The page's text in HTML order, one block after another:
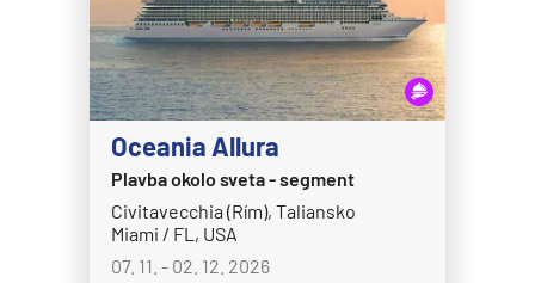
Oceania Allura
Plavba okolo sveta - segment
Civitavecchia (Rím), Taliansko
Miami / FL, USA
07. 11. - 02. 12. 2026